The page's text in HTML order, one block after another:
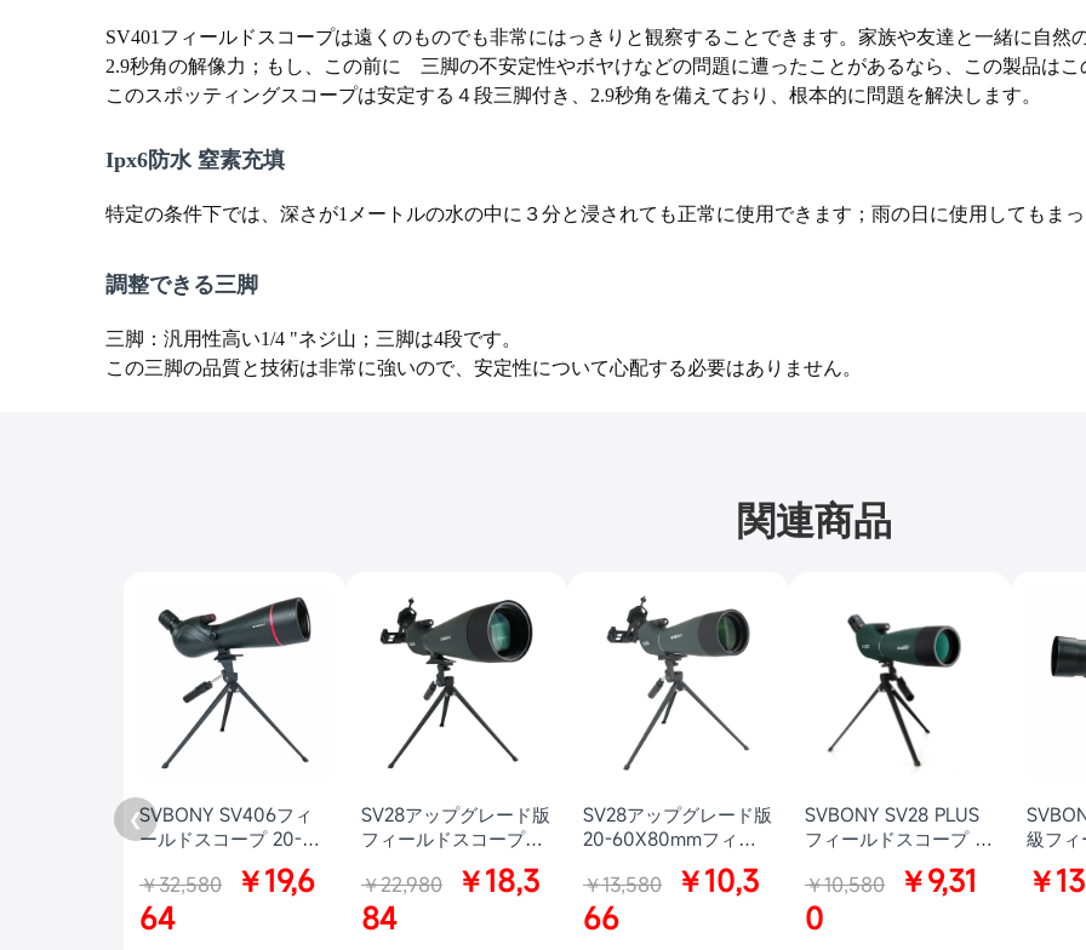
SV401フィールドスコープは遠くのものでも非常にはっきりと観察することできます。家族や友達と一緒に自然
2.9秒角の解像力；もし、この前に 三脚の不安定性やボヤけなどの問題に遭ったことがあるなら、この製品は
このスポッティングスコープは安定する４段三脚付き、2.9秒角を備えており、根本的に問題を解決します。
Ipx6防水 窒素充填
特定の条件下では、深さが1メートルの水の中に３分と浸されても正常に使用できます；雨の日に使用してもま
調整できる三脚
三脚：汎用性高い1/4 "ネジ山；三脚は4段です。
この三脚の品質と技術は非常に強いので、安定性について心配する必要はありません。
関連商品
❮SVBONY SV406フィ
ールドスコープ 20-
ピードフォーカス バー
ドウォッチング アーチ
ェリースコープ FMC
￥32,580
￥19,6
64
SV28アップグレード版
フィールドスコープ
25-75x100mm 傾斜型
野鳥観察 アーチェリー
狩猟 お月見
￥22,980
￥18,3
84
SV28アップグレード版
20-60X80mmフィー
ルドスコープ スポッテ
ィングスコープ 射撃
スコープ 射撃 自然観
察 アーチェリー用 三
￥13,580
￥10,3
66
SVBONY SV28 PLUS
フィールドスコープ 野
鳥観察 アーチェリー付
き用 卓上三脚付き
￥10,580
￥9,31
0
級フ
セッ
自然
￥